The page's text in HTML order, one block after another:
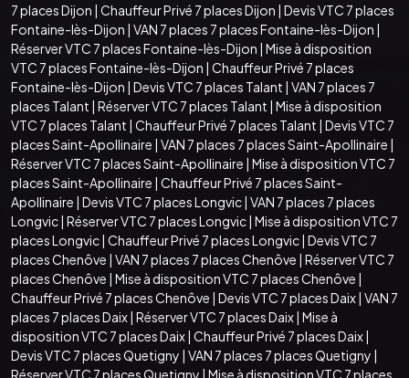
7 places Dijon | Chauffeur Privé 7 places Dijon | Devis VTC 7 places
Fontaine-lès-Dijon | VAN 7 places 7 places Fontaine-lès-Dijon |
Réserver VTC 7 places Fontaine-lès-Dijon | Mise à disposition
VTC 7 places Fontaine-lès-Dijon | Chauffeur Privé 7 places
Fontaine-lès-Dijon | Devis VTC 7 places Talant | VAN 7 places 7
places Talant | Réserver VTC 7 places Talant | Mise à disposition
VTC 7 places Talant | Chauffeur Privé 7 places Talant | Devis VTC 7
places Saint-Apollinaire | VAN 7 places 7 places Saint-Apollinaire |
Réserver VTC 7 places Saint-Apollinaire | Mise à disposition VTC 7
places Saint-Apollinaire | Chauffeur Privé 7 places Saint-
Apollinaire | Devis VTC 7 places Longvic| VAN 7 places 7 places
Longvic| Réserver VTC 7 places Longvic| Mise à disposition VTC 7
places Longvic| Chauffeur Privé 7 places Longvic| Devis VTC 7
places Chenôve | VAN 7 places 7 places Chenôve | Réserver VTC 7
places Chenôve | Mise à disposition VTC 7 places Chenôve |
Chauffeur Privé 7 places Chenôve | Devis VTC 7 places Daix| VAN 7
places 7 places Daix| Réserver VTC 7 places Daix| Mise à
disposition VTC 7 places Daix| Chauffeur Privé 7 places Daix|
Devis VTC 7 places Quetigny | VAN 7 places 7 places Quetigny |
Réserver VTC 7 places Quetigny | Mise à disposition VTC 7 places